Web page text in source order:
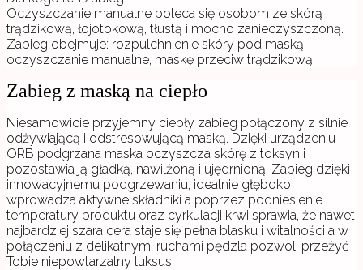
Oczyszczanie manualne poleca się osobom ze skórą
trądzikową, łojotokową, tłustą i mocno zanieczyszczoną.
Zabieg obejmuje: rozpulchnienie skóry pod maską,
oczyszczanie manualne, maskę przeciw trądzikową.
Zabieg z maską na ciepło
Niesamowicie przyjemny ciepły zabieg połączony z silnie
odżywiającą i odstresowującą maską. Dzięki urządzeniu
ORB podgrzana maska oczyszcza skórę z toksyn i
pozostawia ją gładką, nawilżoną i ujędrnioną. Zabieg dzięki
innowacyjnemu podgrzewaniu, idealnie głęboko
wprowadza aktywne składniki a poprzez podniesienie
temperatury produktu oraz cyrkulacji krwi sprawia, że nawet
najbardziej szara cera staje się pełna blasku i witalności a w
połączeniu z delikatnymi ruchami pędzla pozwoli przeżyć
Tobie niepowtarzalny luksus.